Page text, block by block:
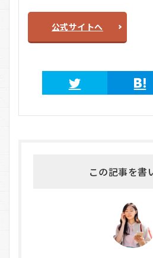
公式サイトへ
この記事を書